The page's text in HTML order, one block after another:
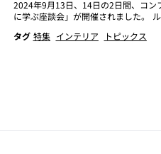
2024年9月13日、14日の2日間、コン
に学ぶ座談会」が開催されました。
タグ 特集 インテリア
トピックス